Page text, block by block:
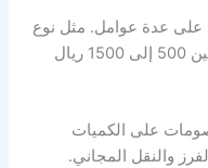
على عدة عوامل. مثل نوع
الحديد وجودته وكميته. الأسعار تتراوح بين 500 إلى 1500 ريال
على الكميات
والنقل المجاني.